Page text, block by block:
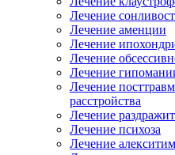
Лечение
Лечение аменции
Лечение
Лечение
Лечение
Лечение
расстройства
Лечение
Лечение психоза
Лечение